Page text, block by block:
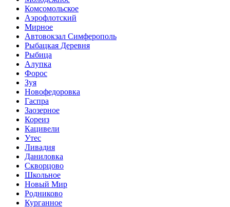
Комсомольское
Аэрофлотский
Мирное
Автовокзал Симферополь
Рыбацкая Деревня
Рыбица
Алупка
Форос
Зуя
Новофедоровка
Гаспра
Заозерное
Кореиз
Кацивели
Утес
Ливадия
Даниловка
Скворцово
Школьное
Новый Мир
Родниково
Курганное